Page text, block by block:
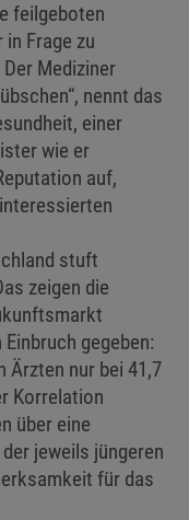
feilgeboten
Frage zu
Mediziner
nennt das
einer
wie er
auf,
stuft
zeigen die
gegeben:
Ärzten nur bei 41,7
Korrelation
über eine
jeweils jüngeren
für das